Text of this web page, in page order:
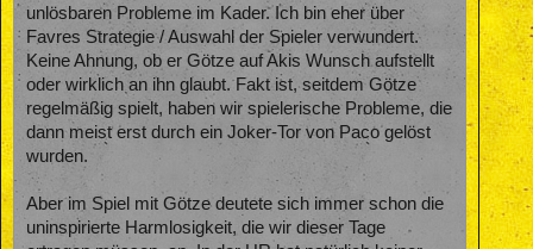
unlösbaren Probleme im Kader. Ich bin eher über
Favres Strategie / Auswahl der Spieler verwundert.
Keine Ahnung, ob er Götze auf Akis Wunsch aufstellt
oder wirklich an ihn glaubt. Fakt ist, seitdem Götze
regelmäßig spielt, haben wir spielerische Probleme, die
dann meist erst durch ein Joker-Tor von Paco gelöst
wurden.
Aber im Spiel mit Götze deutete sich immer schon die
uninspirierte Harmlosigkeit, die wir dieser Tage